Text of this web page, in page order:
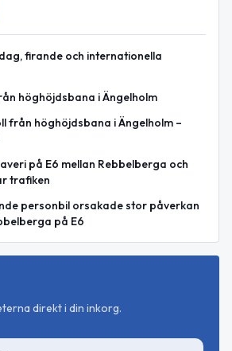
firande och internationella
höghöjdsbana i Ängelholm
från höghöjdsbana i Ängelholm –
på E6 mellan Rebbelberga och
trafiken
personbil orsakade stor påverkan
på E6
direkt i din inkorg.